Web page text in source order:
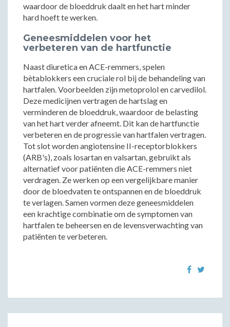
waardoor de bloeddruk daalt en het hart minder
hard hoeft te werken.
Geneesmiddelen voor het
verbeteren van de hartfunctie
Naast diuretica en ACE-remmers, spelen
bètablokkers een cruciale rol bij de behandeling van
hartfalen. Voorbeelden zijn metoprolol en carvedilol.
Deze medicijnen vertragen de hartslag en
verminderen de bloeddruk, waardoor de belasting
van het hart verder afneemt. Dit kan de hartfunctie
verbeteren en de progressie van hartfalen vertragen.
Tot slot worden angiotensine II-receptorblokkers
(ARB's), zoals losartan en valsartan, gebruikt als
alternatief voor patiënten die ACE-remmers niet
verdragen. Ze werken op een vergelijkbare manier
door de bloedvaten te ontspannen en de bloeddruk
te verlagen. Samen vormen deze geneesmiddelen
een krachtige combinatie om de symptomen van
hartfalen te beheersen en de levensverwachting van
patiënten te verbeteren.